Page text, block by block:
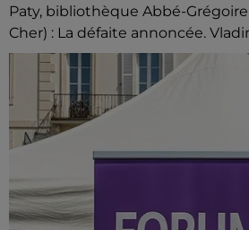
Paty, bibliothèque Abbé-
Cher) : La défaite annoncée.